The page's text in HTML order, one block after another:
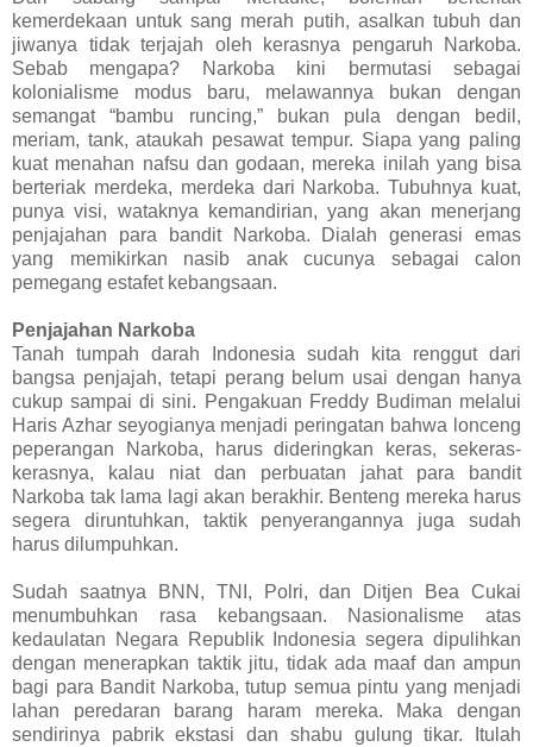
kemerdekaan untuk sang merah putih, asalkan tubuh dan
jiwanya tidak terjajah oleh kerasnya pengaruh Narkoba.
Sebab mengapa? Narkoba kini bermutasi sebagai
kolonialisme modus baru, melawannya bukan dengan
semangat “bambu runcing,” bukan pula dengan bedil,
meriam, tank, ataukah pesawat tempur. Siapa yang paling
kuat menahan nafsu dan godaan, mereka inilah yang bisa
berteriak merdeka, merdeka dari Narkoba. Tubuhnya kuat,
punya visi, wataknya kemandirian, yang akan menerjang
penjajahan para bandit Narkoba. Dialah generasi emas
yang memikirkan nasib anak cucunya sebagai calon
pemegang estafet kebangsaan.
Penjajahan Narkoba
Tanah tumpah darah Indonesia sudah kita renggut dari
bangsa penjajah, tetapi perang belum usai dengan hanya
cukup sampai di sini. Pengakuan Freddy Budiman melalui
Haris Azhar seyogianya menjadi peringatan bahwa lonceng
peperangan Narkoba, harus dideringkan keras, sekeras-
kerasnya, kalau niat dan perbuatan jahat para bandit
Narkoba tak lama lagi akan berakhir. Benteng mereka harus
segera diruntuhkan, taktik penyerangannya juga sudah
harus dilumpuhkan.
Sudah saatnya BNN, TNI, Polri, dan Ditjen Bea Cukai
menumbuhkan rasa kebangsaan. Nasionalisme atas
kedaulatan Negara Republik Indonesia segera dipulihkan
dengan menerapkan taktik jitu, tidak ada maaf dan ampun
bagi para Bandit Narkoba, tutup semua pintu yang menjadi
lahan peredaran barang haram mereka. Maka dengan
sendirinya pabrik ekstasi dan shabu gulung tikar. Itulah